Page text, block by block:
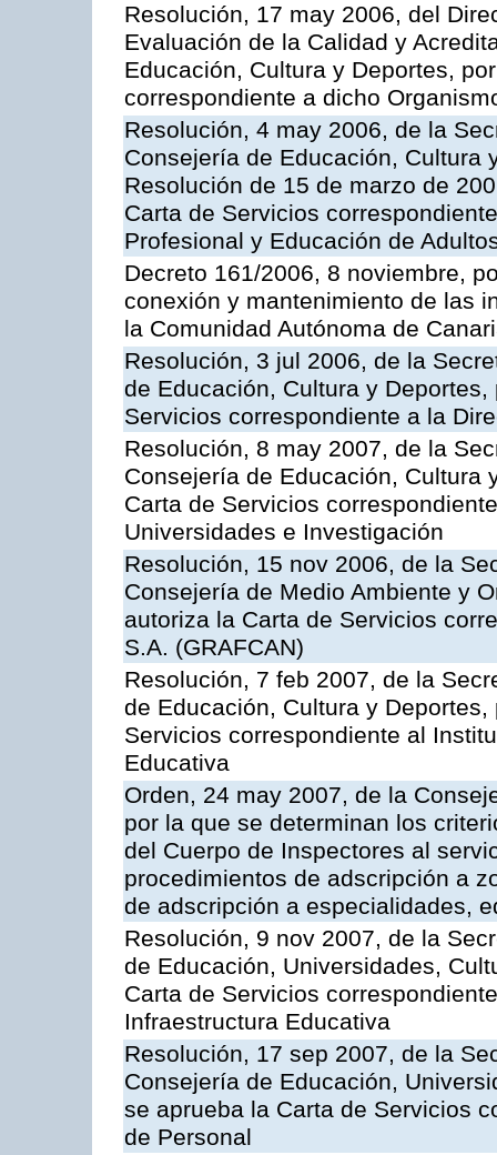
Resolución, 17 may 2006, del
Evaluación de la Calidad y
Educación, Cultura y Deportes,
correspondiente a dicho
Resolución, 4 may 2006, de la
Consejería de Educación, Cultura
Resolución de 15 de marzo de
Carta de Servicios
Profesional y Educación de
Decreto 161/2006, 8 noviembre,
conexión y mantenimiento de las
la Comunidad Autónoma de
Resolución, 3 jul 2006, de la
de Educación, Cultura y
Servicios correspondiente a la
Resolución, 8 may 2007, de la
Consejería de Educación, Cultura
Carta de Servicios
Universidades e Investigación
Resolución, 15 nov 2006, de la
Consejería de Medio Ambiente y
autoriza la Carta de Servicios
S.A. (GRAFCAN)
Resolución, 7 feb 2007, de la
de Educación, Cultura y
Servicios correspondiente al
Educativa
Orden, 24 may 2007, de la
por la que se determinan los
del Cuerpo de Inspectores al
procedimientos de adscripción a
de adscripción a especialidades,
Resolución, 9 nov 2007, de la
de Educación, Universidades,
Carta de Servicios
Infraestructura Educativa
Resolución, 17 sep 2007, de la
Consejería de Educación,
se aprueba la Carta de Servicios
de Personal